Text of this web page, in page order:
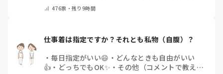
（コメントで教えてください）
476票・残り9時間
仕事着は指定ですか？それとも私物（自腹）？
・ 毎日指定がいい😄 ・ どんなときも自由がいい
👍 ・ どっちでもOK✨ ・ その他（コメントで教えて